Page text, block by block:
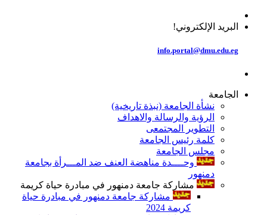
البريد الإلكتروني!
info.portal@dmu.edu.eg
الجامعة
نشأة الجامعة (نبذة تاريخية)
الرؤية والرسالة والاهداف
التطوير المجتمعى
كلمة رئيس الجامعة
مجلس الجامعة
وحــــدة مناهضة العنف ضد المـــرأة بجامعة
دمنهور
مشاركة جامعة دمنهور في مبادرة حياة كريمة
مشاركة جامعة دمنهور في مبادرة حياة
كريمة 2024